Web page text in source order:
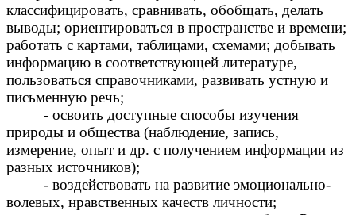
классифицировать, сравнивать, обобщать, делать
выводы; ориентироваться в пространстве и времени;
работать с картами, таблицами, схемами; добывать
информацию в соответствующей литературе,
пользоваться справочниками, развивать устную и
письменную речь;
- освоить доступные способы изучения
природы и общества (наблюдение, запись,
измерение, опыт и др. с получением информации из
разных источников);
- воздействовать на развитие эмоционально-
волевых, нравственных качеств личности;